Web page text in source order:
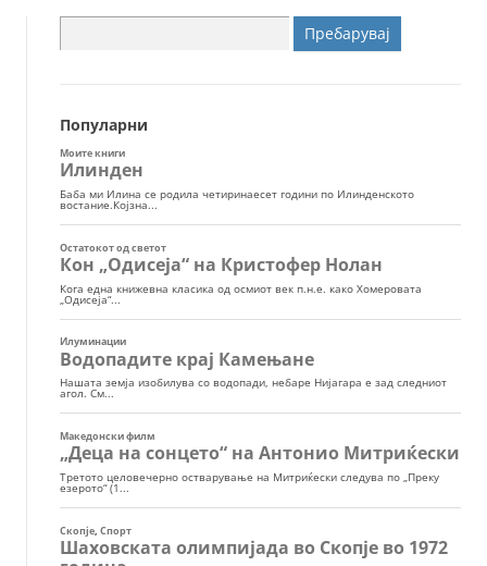
за:
Популарни